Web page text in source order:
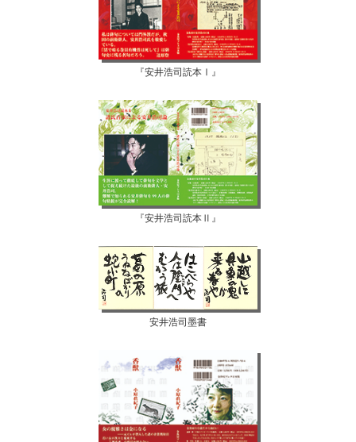
『安井浩司読本Ⅰ』
『安井浩司読本Ⅱ』
安井浩司墨書